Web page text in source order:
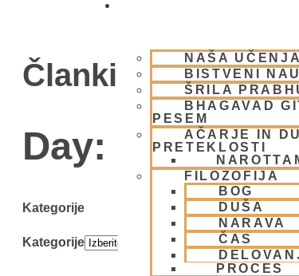
NAŠA UČENJA
BISTVENI
ŠRILA
BHAGAVAD
PESEM
AČARJE IN
PRETEKLOSTI
FILOZOFIJA
BOG
DUŠA
NARAVA
ČAS
PROCES
Članki
Day: 30
Kategorije
Kategorije